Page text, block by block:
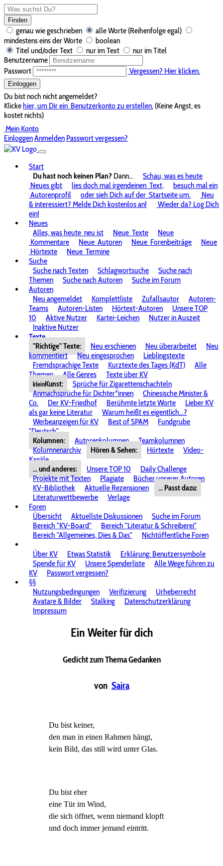
Finden
genau wie geschrieben
alle Worte (Reihenfolge egal)
mindestens eins der Worte
boolean
Titel und/oder Text
nur im Text
nur im Titel
Benutzername
Passwort
Vergessen? Hier klicken.
Einloggen
Du bist noch nicht angemeldet?
Klickehier, um Dir ein Benutzerkonto zu erstellen. (Keine Angst, es
kostet nichts)
Mein Konto
EinloggenAnmelden Passwort vergessen?
Start
Du hast noch keinen Plan? Dann...
Schau, was es heute
Neues gibt
lies doch mal irgendeinen Text,
besuch mal ein
Autorenprofil
oder sieh Dich auf der Startseite um.
Neu
& interessiert? Melde Dich kostenlos an!
Wieder da? Log Dich
ein!
Neues
Alles, was heute neu ist Neue Texte
Neue
Kommentare
Neue Autoren Neue Forenbeiträge
Neue
Hörtexte
Neue Termine
Suche
Suche nach Texten
Schlagwortsuche
Suche nach
Themen
Suche nach Autoren
Suche im Forum
Autoren
Neu angemeldet
Komplettliste Zufallsautor
Autoren-
Teams
Autoren-Listen Hörtext-Autoren
Unsere TOP
10
Aktive Nutzer Kartei-Leichen
Nutzer in Auszeit
Inaktive Nutzer
Texte
"Richtige" Texte:
Neu erschienen Neu überarbeitet
Neu
kommentiert
Neu eingesprochen
Lieblingstexte
Fremdsprachige Texte
Kurztexte des Tages (KdT)
Alle
Themen
Alle Genres Texte über KV
kleinKunst:
Sprüche für Zigarettenschachteln
Anmachsprüche für Dichter*innen
Chinesische Minister &
Co.
Der KV-Friedhof Berühmte letzte Worte
Lieber KV
als gar keine Literatur
Warum heißt es eigentlich...?
Werbeanzeigen für KV
Best of SPAM
Fundgrube
"Deutsch"
Kolumnen:
Autorenkolumnen
Teamkolumnen
Kolumnenarchiv
Hören & Sehen: Hörtexte
Video-
Kanäle
... und anderes:
Unsere TOP 10
Daily Challenge
Projekte mit Texten
Plagiate
Bücher unserer Autoren
KV-Bibliothek
Aktuelle Rezensionen
... Passt dazu:
Literaturwettbewerbe
Verlage
Foren
Übersicht
Aktuellste Diskussionen
Suche im Forum
Bereich "KV-Board"
Bereich "Literatur & Schreiberei"
Bereich "Allgemeines, Dies & Das"
Nichtöffentliche Foren
Über KV
Etwas Statistik
Erklärung: Benutzersymbole
Spende für KV
Unsere Spenderliste
Alle Wege führen zu
KV
Passwort vergessen?
§§
Nutzungsbedingungen
Verifizierung
Urheberrecht
Avatare & Bilder
Stalking
Datenschutzerklärung
Impressum
Ein Weiter für dich
Gedicht zum Thema Gedanken
von Saira
Du bist keiner,
den man in einen Rahmen hängt,
kein Bild, das still wird unter Glas.
Du bist eher
eine Tür im Wind,
die sich öffnet, wenn niemand klopft
und doch immer jemand eintritt.